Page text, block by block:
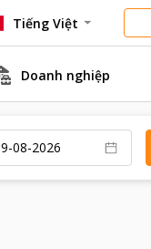
Tiếng Việt
Doanh nghiệp